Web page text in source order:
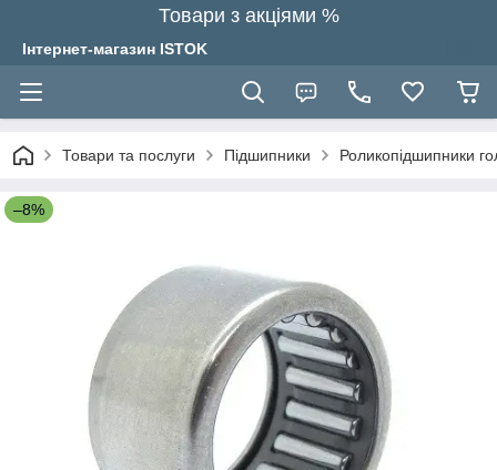
Товари з акціями %
Інтернет-магазин ISTOK
Товари та послуги Підшипники Роликопідшипники
–8%